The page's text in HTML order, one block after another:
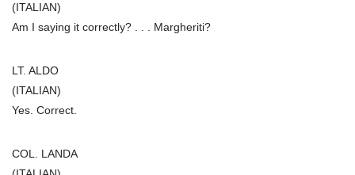
(ITALIAN)
Am I saying it correctly? . . . Margheriti?
LT. ALDO
(ITALIAN)
Yes. Correct.
COL. LANDA